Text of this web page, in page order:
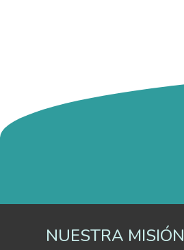
NUESTRA MISIÓN